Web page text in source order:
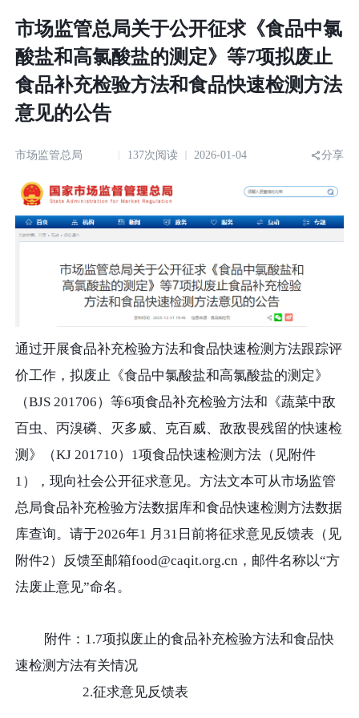
市场监管总局关于公开征求《食品中氯
酸盐和高氯酸盐的测定》等7项拟废止
食品补充检验方法和食品快速检测方法
意见的公告
市场监管总局 137次阅读 2026-01-04 分享
通过开展食品补充检验方法和食品快速检测方法跟踪评
价工作，拟废止《食品中氯酸盐和高氯酸盐的测定》
（BJS 201706）等6项食品补充检验方法和《蔬菜中敌
百虫、丙溴磷、灭多威、克百威、敌敌畏残留的快速检
测》（KJ 201710）1项食品快速检测方法（见附件
1），现向社会公开征求意见。方法文本可从市场监管
总局食品补充检验方法数据库和食品快速检测方法数据
库查询。请于2026年1 月31日前将征求意见反馈表（见
附件2）反馈至邮箱food@caqit.org.cn，邮件名称以“方
法废止意见”命名。
附件：1.7项拟废止的食品补充检验方法和食品快
速检测方法有关情况
2.征求意见反馈表